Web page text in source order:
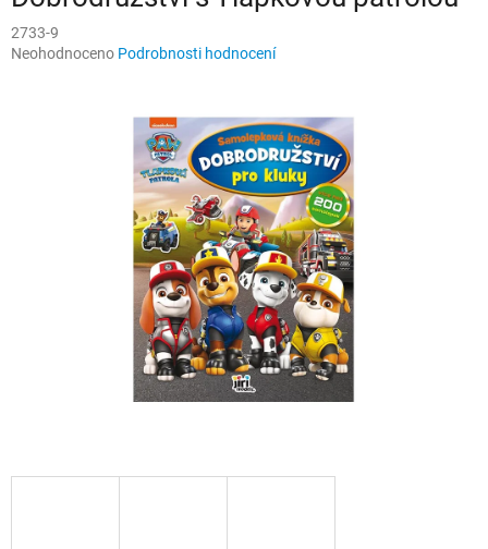
2733-9
Průměrné
Neohodnoceno Podrobnosti hodnocení